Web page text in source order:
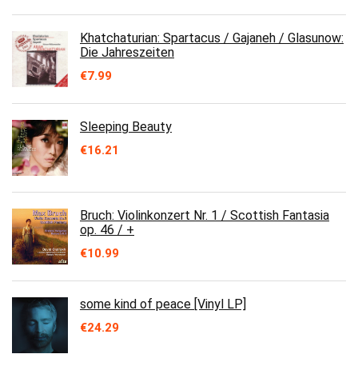
Khatchaturian: Spartacus / Gajaneh / Glasunow:
Die Jahreszeiten
€7.99
Sleeping Beauty
€16.21
Bruch: Violinkonzert Nr. 1 / Scottish Fantasia
op. 46 / +
€10.99
some kind of peace [Vinyl LP]
€24.29